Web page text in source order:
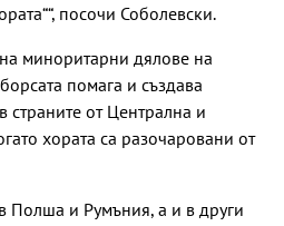
посочи Соболевски.
миноритарни дялове на
помага и създава
страните от Централна и
хората са разочаровани от
Полша и Румъния, а и в други